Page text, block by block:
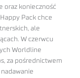
oraz konieczność
Pack chce
ale
W czerwcu
Worldline
za pośrednictwem